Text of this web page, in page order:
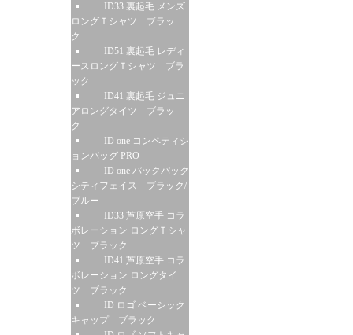
ID33 裏起毛 メンズ
ロングＴシャツ ブラッ
ク
ID51 裏起毛 レディ
ースロングＴシャツ ブラ
ック
ID41 裏起毛 ジュニ
アロングタイツ ブラッ
ク
ID one コンペティシ
ョンバッグ PRO
ID one バックパック
シティフェイス ブラック/
ブルー
ID33 芦原空手 コラ
ボレーション ロングＴシャ
ツ ブラック
ID41 芦原空手 コラ
ボレーション ロングタイ
ツ ブラック
ID ロゴ ベーシック
キャップ ブラック